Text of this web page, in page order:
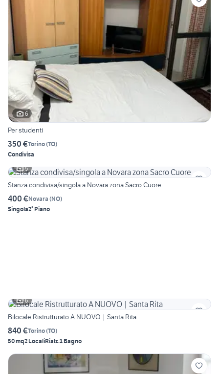
6
Per studenti
350 €Torino(TO)
Condivisa
5
Stanza condivisa/singola a Novara zona Sacro Cuore
400 €Novara (NO)
Singola2° Piano
6
Bilocale Ristrutturato A NUOVO | Santa Rita
840 €Torino(TO)
50 mq2 LocaliRialz.1 Bagno